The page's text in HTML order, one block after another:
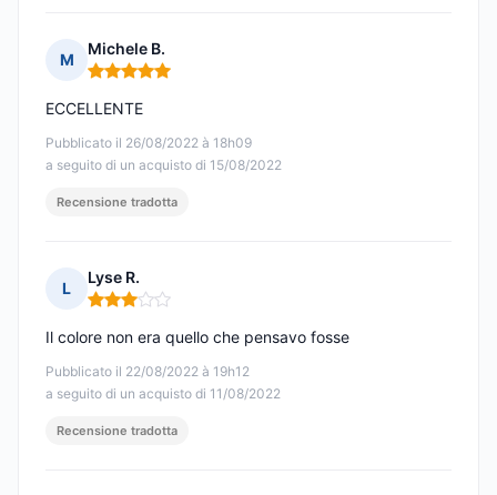
M
Michele B.
Nota: 5 su 5
Pubblicato il 26/08/2022 à 18h09
a seguito di un acquisto di 15/08/2022
ECCELLENTE
Recensione tradotta
L
Lyse R.
Nota: 3 su 5
Pubblicato il 22/08/2022 à 19h12
a seguito di un acquisto di 11/08/2022
Il colore non era quello che pensavo fosse
Recensione tradotta